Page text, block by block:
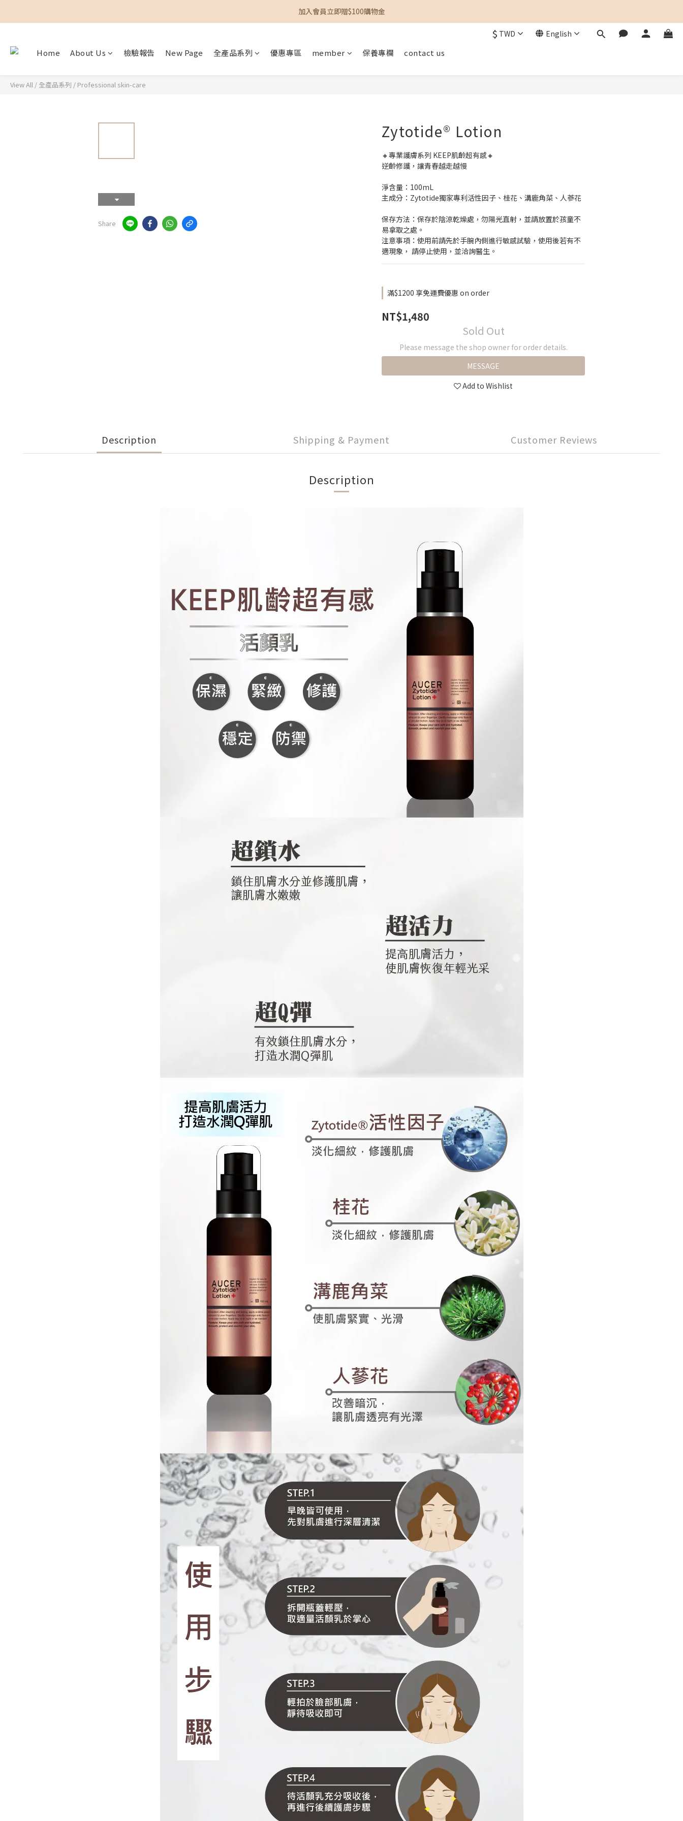
加入會員立即贈$100購物金
加入會員立即贈$100購物金
加入會員立即贈$100購物金
$ TWD English
Home About Us 檢驗報告 New Page 全產品系列 優惠專區 member 保養專欄 contact us
View All / 全產品系列 / Professional skin-care
Share
Zytotide® Lotion
🔸專業護膚系列 KEEP肌齡超有感🔸
逆齡修護，讓青春越走越慢
淨含量：100mL
主成分：Zytotide獨家專利活性因子、桂花、溝鹿角菜、人蔘花
保存方法：保存於陰涼乾燥處，勿陽光直射，並請放置於孩童不
易拿取之處。
注意事項：使用前請先於手腕內側進行敏感試驗，使用後若有不
適現象， 請停止使用，並洽詢醫生。
滿$1200 享免運費優惠 on order
NT$1,480
Sold Out
Please message the shop owner for order details.
MESSAGE
Add to Wishlist
Description Shipping & Payment Customer Reviews
Description